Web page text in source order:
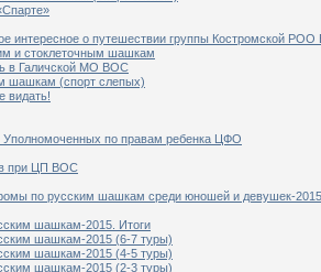
интересное о путешествии группы Костромской
и стоклеточным шашкам
в Галичской МО ВОС
шашкам (спорт слепых)
видать!
Уполномоченных по правам ребенка ЦФО
при ЦП ВОС
по русским шашкам среди юношей и девушек-
шашкам-2015. Итоги
шашкам-2015 (6-7 туры)
шашкам-2015 (4-5 туры)
шашкам-2015 (2-3 туры)